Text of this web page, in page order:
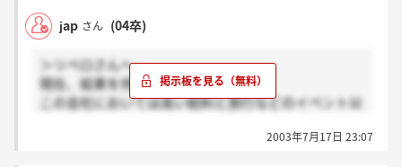
少なくとも今の時点では…ですが。
休みが少なくて業務時間が長いのは、私も何社か回
ました。
だから不安な面が多少あっても入ってみなきゃ分か
らないことがあると思っています。
についても同じような感じです。この業界に就職を決
jap さん (04卒)
＞リベロさんへ
現在、結果を待っている段階です。
この会社においては高い給料と旅行などのイベント以
休みも少ない、業務時間も長いですし、そして、マン
2003年7月17日 23:07